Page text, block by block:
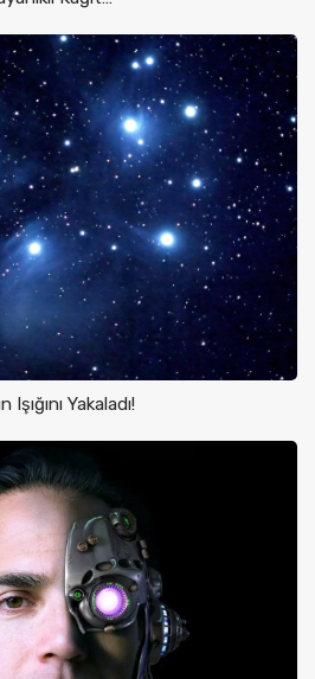
Işığını Yakaladı!